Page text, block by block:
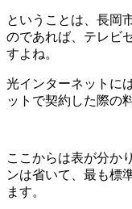
ということは、長岡
のであれば、テレビ
すよね。
光インターネットに
ットで契約した際の
ここからは表が分か
ンは省いて、最も標
ます。